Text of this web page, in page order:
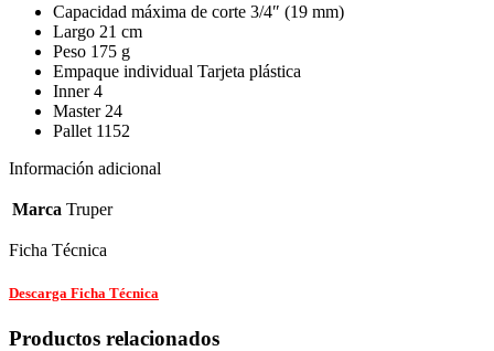
Capacidad máxima de corte 3/4″ (19 mm)
Largo 21 cm
Peso 175 g
Empaque individual Tarjeta plástica
Inner 4
Master 24
Pallet 1152
Información adicional
Marca Truper
Ficha Técnica
Descarga Ficha Técnica
Productos relacionados